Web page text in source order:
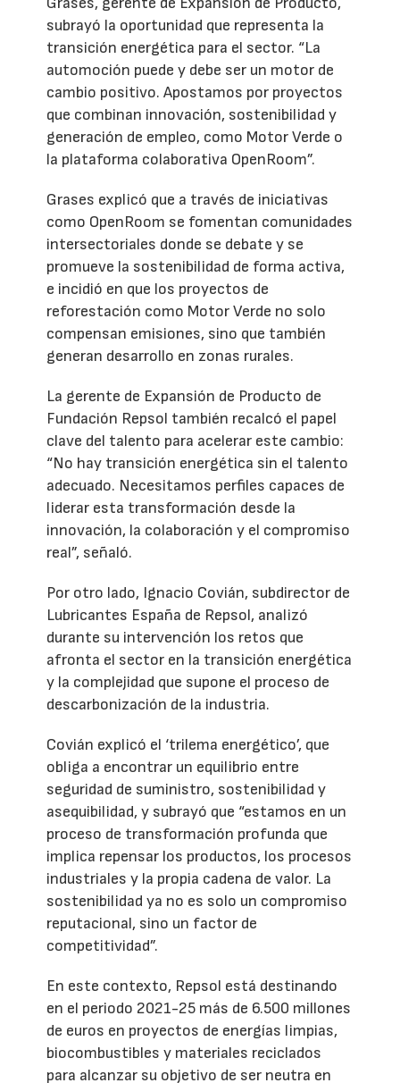
subrayó la oportunidad que representa la
transición energética para el sector. “La
automoción puede y debe ser un motor de
cambio positivo. Apostamos por proyectos
que combinan innovación, sostenibilidad y
generación de empleo, como Motor Verde o
la plataforma colaborativa OpenRoom”.
Grases explicó que a través de iniciativas
como OpenRoom se fomentan comunidades
intersectoriales donde se debate y se
promueve la sostenibilidad de forma activa,
e incidió en que los proyectos de
reforestación como Motor Verde no solo
compensan emisiones, sino que también
generan desarrollo en zonas rurales.
La gerente de Expansión de Producto de
Fundación Repsol también recalcó el papel
clave del talento para acelerar este cambio:
“No hay transición energética sin el talento
adecuado. Necesitamos perfiles capaces de
liderar esta transformación desde la
innovación, la colaboración y el compromiso
real”, señaló.
Por otro lado, Ignacio Covián, subdirector de
Lubricantes España de Repsol, analizó
durante su intervención los retos que
afronta el sector en la transición energética
y la complejidad que supone el proceso de
descarbonización de la industria.
Covián explicó el ‘trilema energético’, que
obliga a encontrar un equilibrio entre
seguridad de suministro, sostenibilidad y
asequibilidad, y subrayó que “estamos en un
proceso de transformación profunda que
implica repensar los productos, los procesos
industriales y la propia cadena de valor. La
sostenibilidad ya no es solo un compromiso
reputacional, sino un factor de
competitividad”.
En este contexto, Repsol está destinando
en el periodo 2021-25 más de 6.500 millones
de euros en proyectos de energías limpias,
biocombustibles y materiales reciclados
para alcanzar su objetivo de ser neutra en